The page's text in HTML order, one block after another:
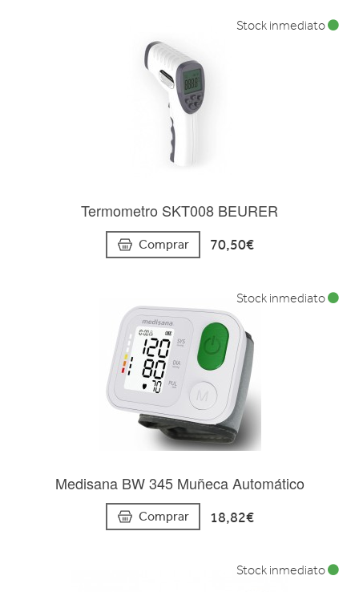
Termometro SKT008 BEURER
Comprar 70,50€
Stock inmediato
Medisana BW 345 Muñeca Automático
Comprar 18,82€
Stock inmediato
Stock inmediato